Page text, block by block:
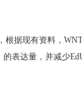
据现有资料，
表达量，并减少